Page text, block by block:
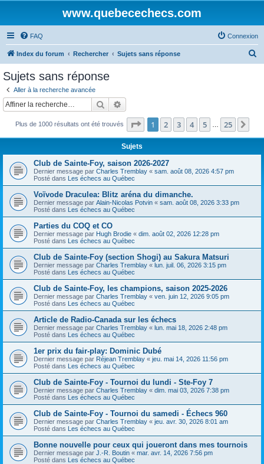
www.quebecechecs.com
FAQ Connexion
Index du forum Rechercher Sujets sans réponse
c
Sujets sans réponse
Aller à la recherche avancée
Rechercher
Plus de 1000 résultats ont été trouvés Page 1sur25
1 2 3 4 5 25
Sujets
Club de Sainte-Foy, saison 2026-2027
Dernier message par Charles Tremblay « sam. août 08, 2026 4:57 pm
Posté dans Les échecs au Québec
Voïvode Draculea: Blitz aréna du dimanche.
Dernier message par Alain-Nicolas Potvin « sam. août 08, 2026 3:33 pm
Posté dans Les échecs au Québec
Parties du COQ et CO
Dernier message par Hugh Brodie « dim. août 02, 2026 12:28 pm
Posté dans Les échecs au Québec
Club de Sainte-Foy (section Shogi) au Sakura Matsuri
Dernier message par Charles Tremblay « lun. juil. 06, 2026 3:15 pm
Posté dans Les échecs au Québec
Club de Sainte-Foy, les champions, saison 2025-2026
Dernier message par Charles Tremblay « ven. juin 12, 2026 9:05 pm
Posté dans Les échecs au Québec
Article de Radio-Canada sur les échecs
Dernier message par Charles Tremblay « lun. mai 18, 2026 2:48 pm
Posté dans Les échecs au Québec
1er prix du fair-play: Dominic Dubé
Dernier message par Réjean Tremblay « jeu. mai 14, 2026 11:56 pm
Posté dans Les échecs au Québec
Club de Sainte-Foy - Tournoi du lundi - Ste-Foy 7
Dernier message par Charles Tremblay « dim. mai 03, 2026 7:38 pm
Posté dans Les échecs au Québec
Club de Sainte-Foy - Tournoi du samedi - Échecs 960
Dernier message par Charles Tremblay « jeu. avr. 30, 2026 8:01 am
Posté dans Les échecs au Québec
Bonne nouvelle pour ceux qui joueront dans mes tournois
Dernier message par J.-R. Boutin « mar. avr. 14, 2026 7:56 pm
Posté dans Les échecs au Québec